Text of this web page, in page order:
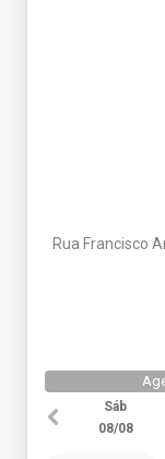
Rua Francisco
Sáb
08/08